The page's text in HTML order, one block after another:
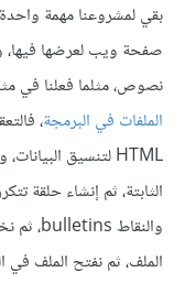
بقي لمشروعنا مهمة
صفحة ويب لعرضها
نصوص، مثلما فعلنا في
الملفات في البرمجة،
الثابتة، ثم إنشاء حلقة
الملف، ثم نفتح الملف في